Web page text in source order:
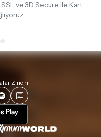
ve 3D Secure ile Kart
Zinciri